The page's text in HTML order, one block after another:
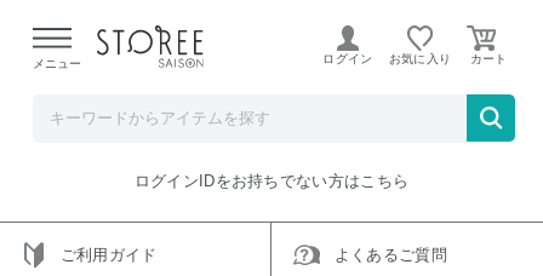
よる配送遅延が発生しております。
メニュー ログイン お気に入り
ご指定のアイテムは取り扱い終了、またはただいま取り扱い
トップへ戻る
ログインIDをお持ちでない方はこちら
ご利用ガイド よくあるご質問